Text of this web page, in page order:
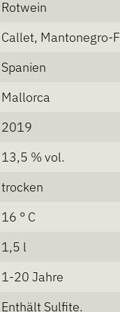
Rotwein
Callet, Mantonegro-
Spanien
Mallorca
2019
13,5 % vol.
trocken
16 ° C
1,5 l
1-20 Jahre
Enthält Sulfite.